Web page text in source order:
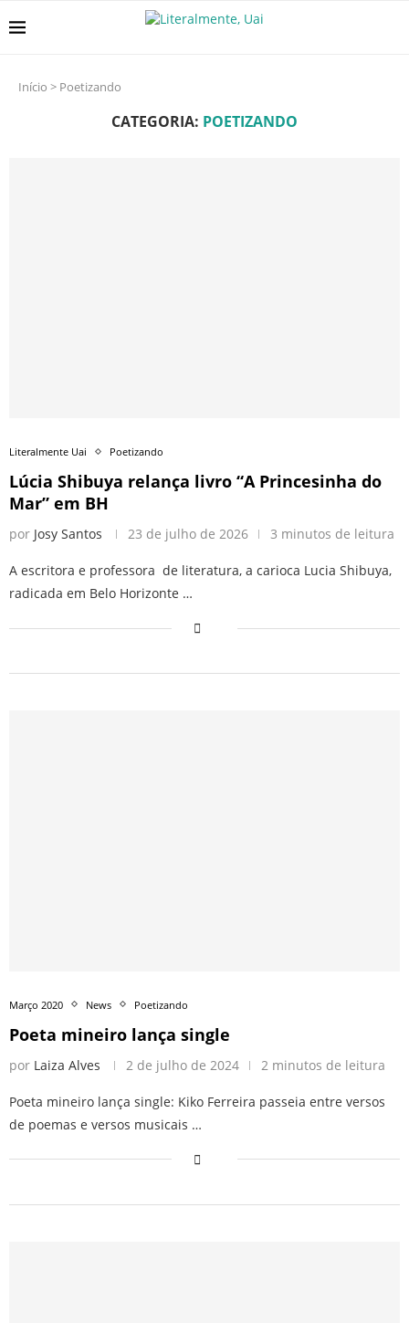
Início > Poetizando
CATEGORIA: POETIZANDO
Literalmente Uai Poetizando
Lúcia Shibuya relança livro “A Princesinha do
Mar” em BH
por Josy Santos 23 de julho de 2026 3 minutos de leitura
A escritora e professora de literatura, a carioca Lucia Shibuya,
radicada em Belo Horizonte …
Março 2020 News Poetizando
Poeta mineiro lança single
por Laiza Alves 2 de julho de 2024 2 minutos de leitura
Poeta mineiro lança single: Kiko Ferreira passeia entre versos
de poemas e versos musicais …